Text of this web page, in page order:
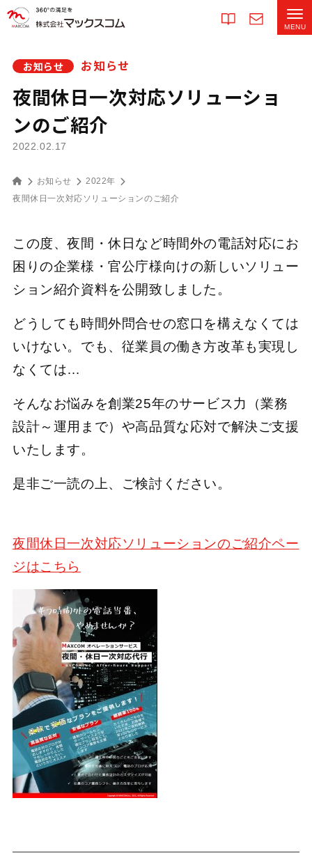
お知らせ お知らせ
夜間休日一次対応ソリューショ
ンのご紹介
2022.02.17
お知らせ
2022年
夜間休日一次対応ソリューションのご紹介
この度、夜間・休日など時間外の電話対応にお
困りの企業様・官公庁様向けの新しいソリュー
ション紹介資料を公開致しました。
どうしても時間外問合せの窓口を構えなくては
いけない。でも、従業員の働き方改革も実現し
なくては…
そんなお悩みを創業25年のサービス力（業務
設計～運用まで）や高品質な応対で解決ご支援
いたします。
是非ご一読の上、ご検討ください。
夜間休日一次対応ソリューションのご紹介ペー
ジはこちら